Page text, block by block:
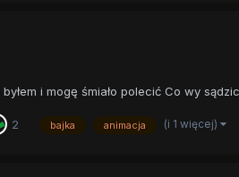
i mogę śmiało polecić Co wy
2 bajka animacja (i 1 więcej)